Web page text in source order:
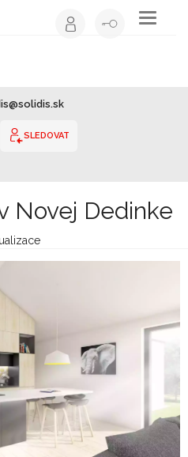
Toggle
SLEDOVAT
Novej Dedinke